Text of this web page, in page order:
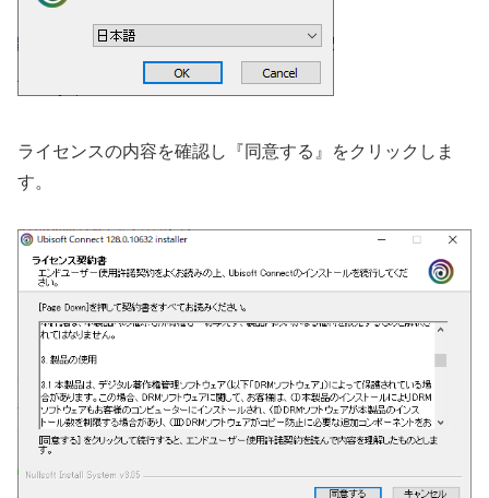
ライセンスの内容を確認し『同意する』をクリックしま
す。